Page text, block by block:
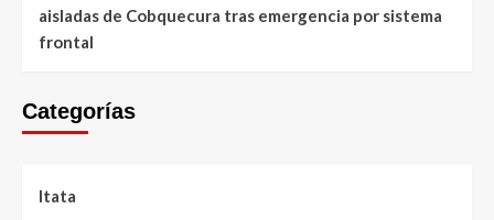
aisladas de Cobquecura tras emergencia por sistema
frontal
Categorías
Itata